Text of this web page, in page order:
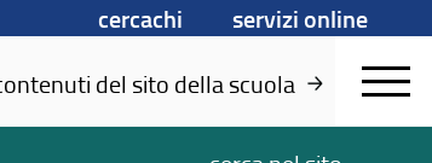
cercachi
servizi online
del sito della scuola